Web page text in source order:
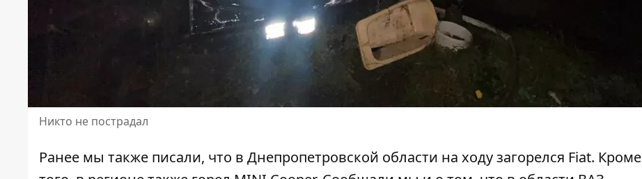
Никто не пострадал
Ранее мы также писали, что в Днепропетровской области на ходузагорелся Fiat. Кроме